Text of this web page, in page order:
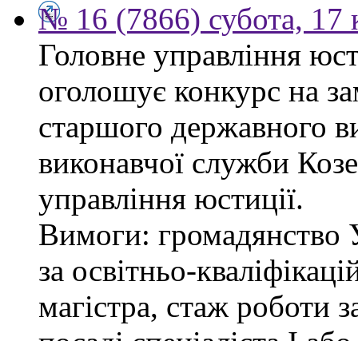
№ 16 (7866) субота, 17
Головне управління
оголошує конкурс на
старшого державного
виконавчої служби
управління юстиції.
Вимоги: громадянство
за освітньо-
магістра, стаж роботи